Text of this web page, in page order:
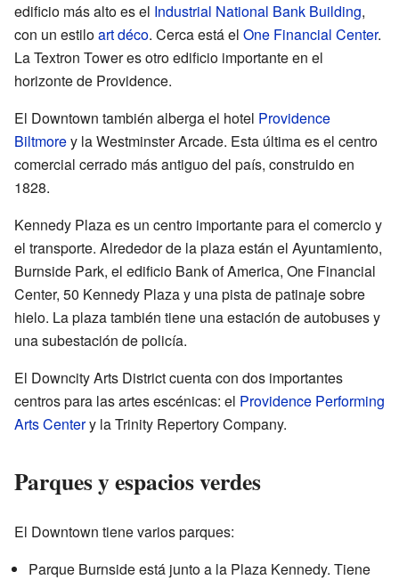
edificio más alto es el Industrial National Bank Building,
con un estiloart déco. Cerca está el One Financial Center.
La Textron Tower es otro edificio importante en el
horizonte de Providence.
El Downtown también alberga el hotel Providence
Biltmorey la Westminster Arcade. Esta última es el centro
comercial cerrado más antiguo del país, construido en
1828.
Kennedy Plaza es un centro importante para el comercio y
el transporte. Alrededor de la plaza están el Ayuntamiento,
Burnside Park, el edificio Bank of America, One Financial
Center, 50 Kennedy Plaza y una pista de patinaje sobre
hielo. La plaza también tiene una estación de autobuses y
una subestación de policía.
El Downcity Arts District cuenta con dos importantes
centros para las artes escénicas: el Providence Performing
Arts Centery la Trinity Repertory Company.
Parques y espacios verdes
El Downtown tiene varios parques:
Parque Burnside está junto a la Plaza Kennedy. Tiene